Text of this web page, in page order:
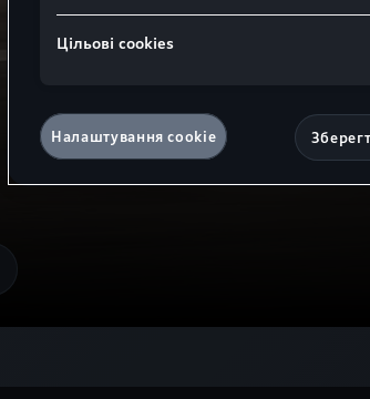
Цільові сookies
Налаштування cookie